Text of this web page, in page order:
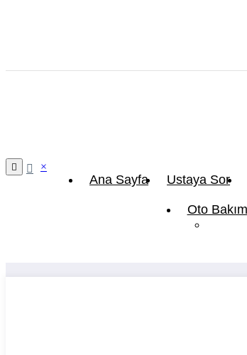
×
Ana Sayfa Ustaya Sor
Oto